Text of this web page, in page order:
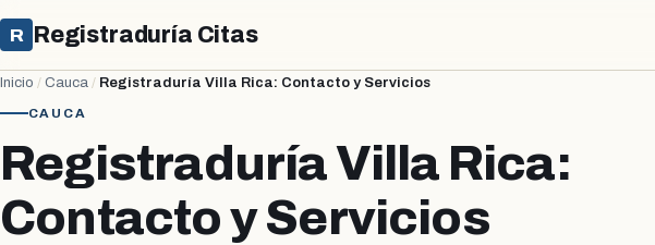
R Registraduría Citas
Inicio / Cauca / Registraduría Villa Rica: Contacto y Servicios
CAUCA
Registraduría Villa Rica:
Contacto y Servicios